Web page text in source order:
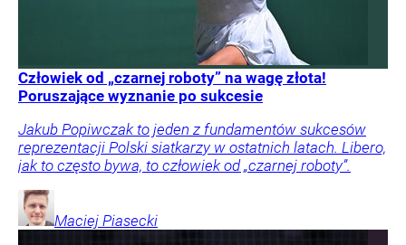
Człowiek od „czarnej roboty” na wagę złota!
Poruszające wyznanie po sukcesie
Jakub Popiwczak to jeden z fundamentów sukcesów
reprezentacji Polski siatkarzy w ostatnich latach. Libero,
jak to często bywa, to człowiek od „czarnej roboty”.
Maciej Piasecki